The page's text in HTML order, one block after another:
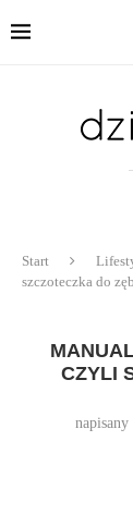
Start
szczoteczka do
CZYLI
napisany